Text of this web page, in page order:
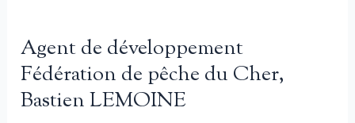
Agent de développement
Fédération de pêche du Cher,
Bastien LEMOINE